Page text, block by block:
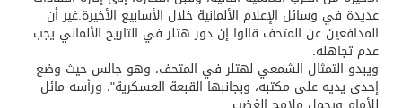
عديدة في وسائل الإعلام الألمانية خلال الأسابيع الأخيرة.غير أن
المدافعين عن المتحف قالوا إن دور هتلر في التاريخ الألماني يجب
عدم تجاهله.
ويبدو التمثال الشمعي لهتلر في المتحف، وهو جالس حيث وضع
إحدى يديه على مكتبه، وبجانبها القبعة العسكرية"، ورأسه مائل